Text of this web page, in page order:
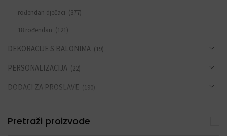
rođendan dječaci (377)
18 rođendan (121)
DEKORACIJE S BALONIMA (19)
PERSONALIZACIJA (22)
DODACI ZA PROSLAVE (190)
Pretraži proizvode